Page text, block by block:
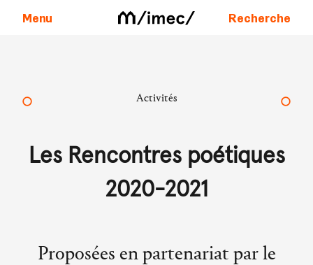
Menu Recherche
Activités
Les Rencontres poétiques
2020-2021
Proposées en partenariat par le